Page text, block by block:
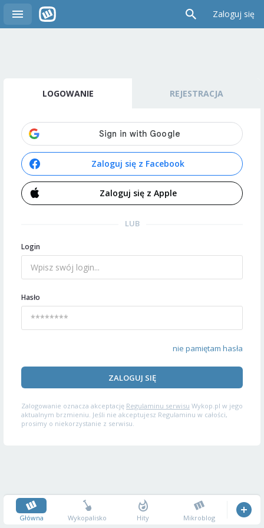
Zaloguj się
LOGOWANIE REJESTRACJA
Zaloguj się z Facebook
Zaloguj się z Apple
LUB
Login
Hasło
nie pamiętam hasła
ZALOGUJ SIĘ
Zalogowanie oznacza akceptację Regulaminu serwisu Wykop.pl w jego
aktualnym brzmieniu. Jeśli nie akceptujesz Regulaminu w całości,
prosimy o niekorzystanie z serwisu.
Główna Wykopalisko Hity Mikroblog